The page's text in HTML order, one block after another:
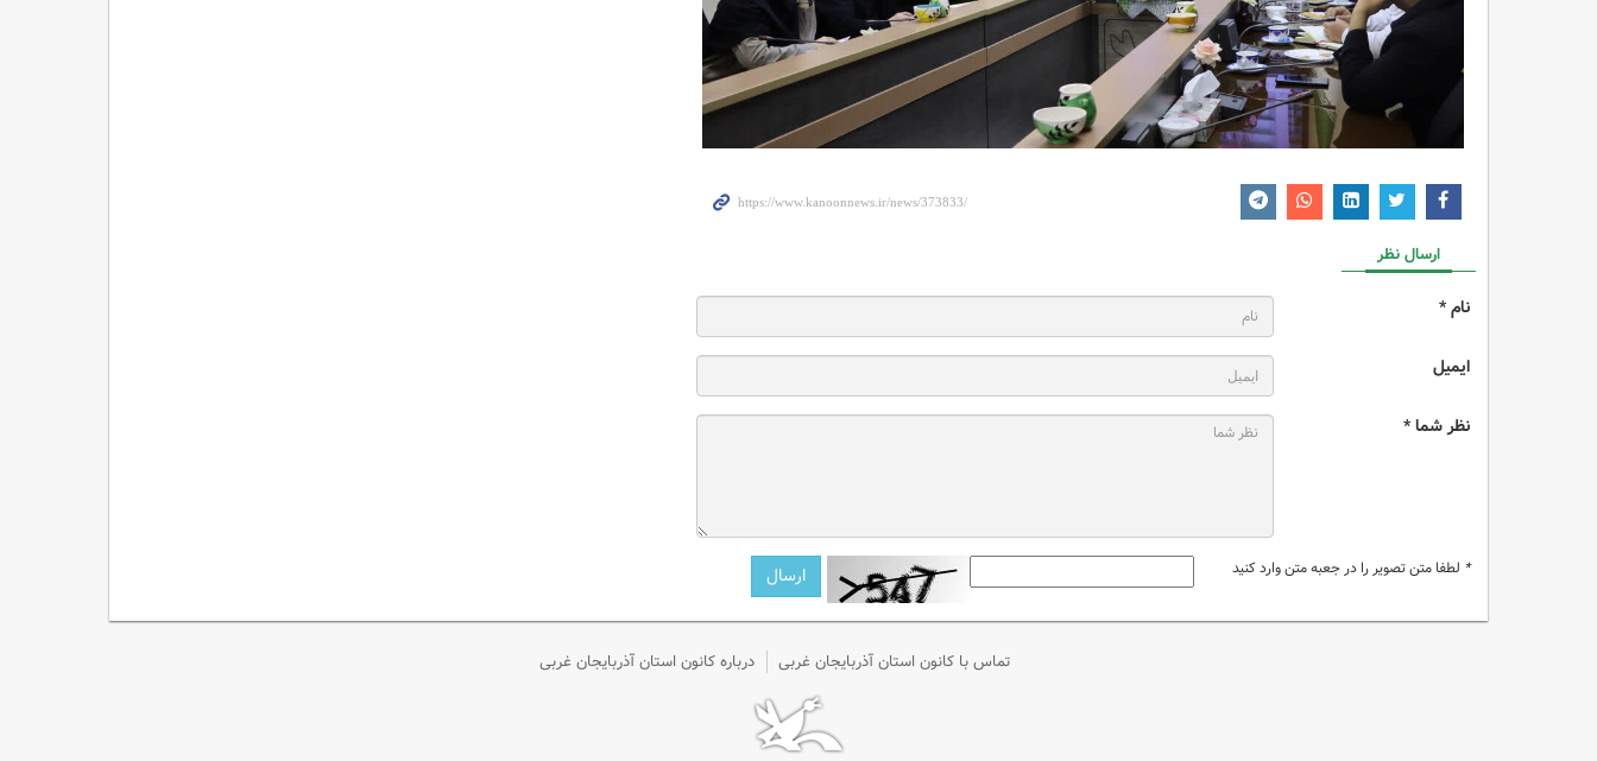
ارسال نظر
نام *
ایمیل
نظر شما *
* لطفا متن تصویر را در جعبه متن وارد کنید
تماس با کانون استان آذربایجان غربی درباره کانون استان آذربایجان غربی